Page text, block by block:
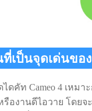
เป็นจุดเด่นของ
ท Cameo 4 เหมาะ
รืองานดีไอวาย โดย